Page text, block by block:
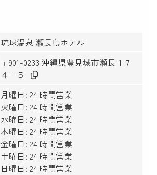
琉球温泉 瀬長島ホテル
〒901-0233 沖縄県豊見城市瀬長１７
４−５
月曜日: 24 時間営業
火曜日: 24 時間営業
水曜日: 24 時間営業
木曜日: 24 時間営業
金曜日: 24 時間営業
土曜日: 24 時間営業
日曜日: 24 時間営業